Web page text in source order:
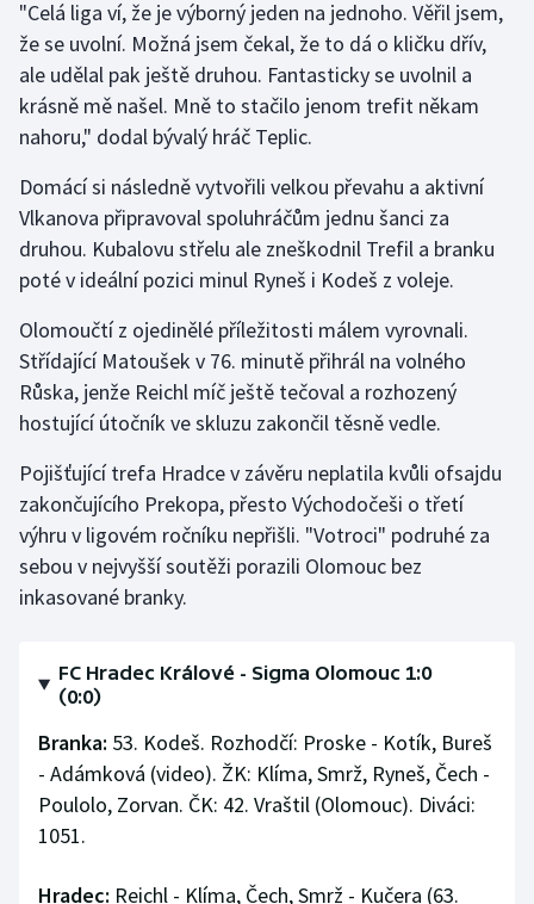
Parasport
Plavání
Ragby
Rychlobruslení
Rychlostní kanoistika
Short track
Stolní tenis
Triatlon
Vodní slalom
Volejbal
Ostatní
"Celá liga ví, že je výborný jeden na jednoho. Věřil jsem,
že se uvolní. Možná jsem čekal, že to dá o kličku dřív,
ale udělal pak ještě druhou. Fantasticky se uvolnil a
krásně mě našel. Mně to stačilo jenom trefit někam
nahoru," dodal bývalý hráč Teplic.
Domácí si následně vytvořili velkou převahu a aktivní
Vlkanova připravoval spoluhráčům jednu šanci za
druhou. Kubalovu střelu ale zneškodnil Trefil a branku
poté v ideální pozici minul Ryneš i Kodeš z voleje.
Olomoučtí z ojedinělé příležitosti málem vyrovnali.
Střídající Matoušek v 76. minutě přihrál na volného
Růska, jenže Reichl míč ještě tečoval a rozhozený
hostující útočník ve skluzu zakončil těsně vedle.
Pojišťující trefa Hradce v závěru neplatila kvůli ofsajdu
zakončujícího Prekopa, přesto Východočeši o třetí
výhru v ligovém ročníku nepřišli. "Votroci" podruhé za
sebou v nejvyšší soutěži porazili Olomouc bez
inkasované branky.
FC Hradec Králové - Sigma Olomouc 1:0
(0:0)
Branka: 53. Kodeš. Rozhodčí: Proske - Kotík, Bureš
- Adámková (video). ŽK: Klíma, Smrž, Ryneš, Čech -
Poulolo, Zorvan. ČK: 42. Vraštil (Olomouc). Diváci:
1051.
Hradec: Reichl - Klíma, Čech, Smrž - Kučera (63.